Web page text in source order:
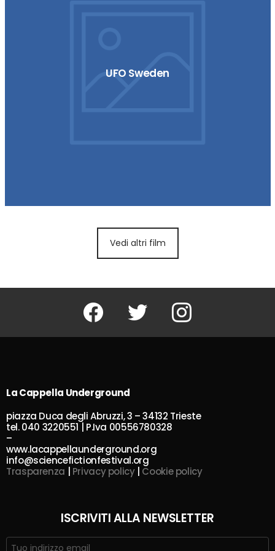
UFO Sweden
Vedi altri film
Facebook Twitter Instagram
La Cappella Underground
piazza Duca degli Abruzzi, 3 – 34132 Trieste
tel. 040 3220551 | P.Iva 00556780328
–
www.lacappellaunderground.org
info@sciencefictionfestival.org
Trasparenza | Privacy policy| Cookie policy
ISCRIVITI ALLA NEWSLETTER